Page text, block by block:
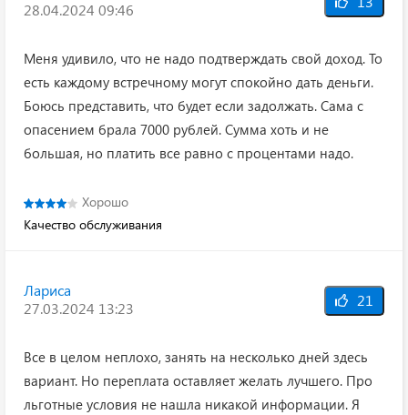
28.04.2024 09:46
Меня удивило, что не надо подтверждать свой доход. То
есть каждому встречному могут спокойно дать деньги.
Боюсь представить, что будет если задолжать. Сама с
опасением брала 7000 рублей. Сумма хоть и не
большая, но платить все равно с процентами надо.
Хорошо
Качество обслуживания
Лариса
27.03.2024 13:23
21
Все в целом неплохо, занять на несколько дней здесь
вариант. Но переплата оставляет желать лучшего. Про
льготные условия не нашла никакой информации. Я